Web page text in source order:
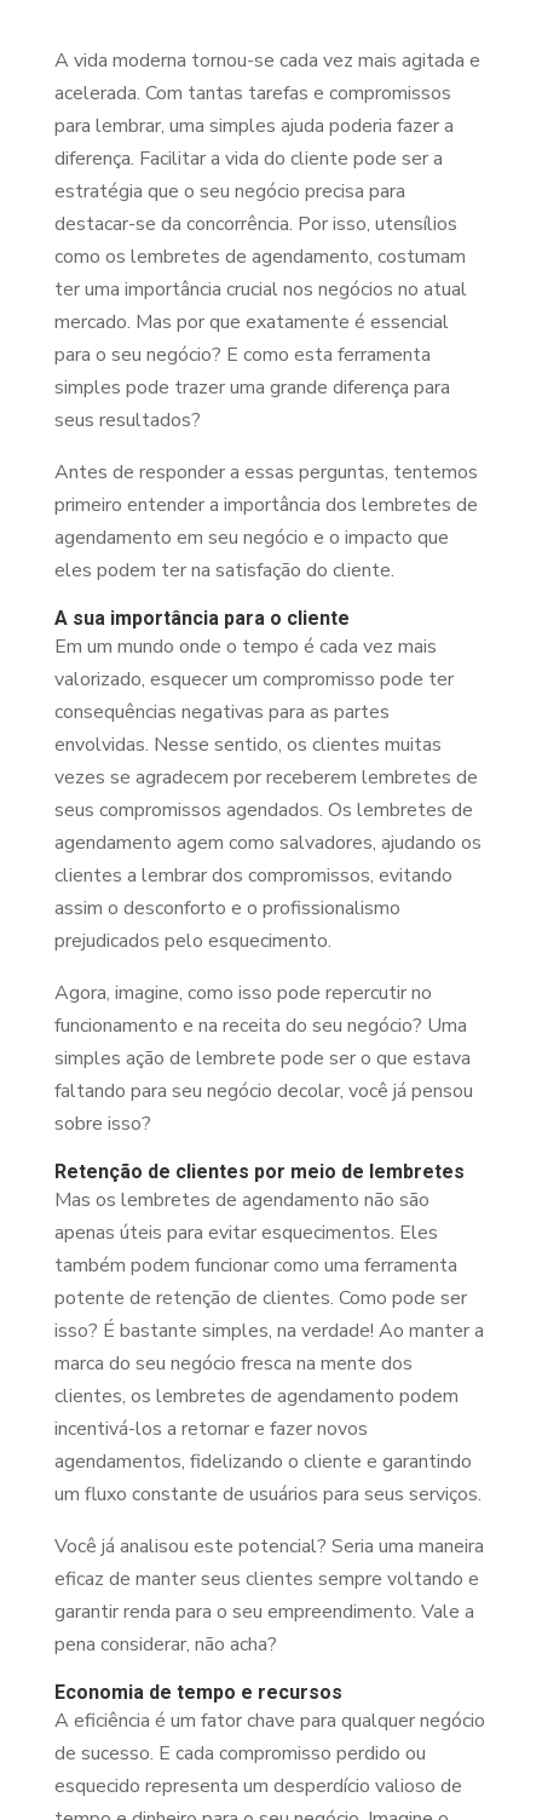
A vida moderna tornou-se cada vez mais agitada e
acelerada. Com tantas tarefas e compromissos
para lembrar, uma simples ajuda poderia fazer a
diferença. Facilitar a vida do cliente pode ser a
estratégia que o seu negócio precisa para
destacar-se da concorrência. Por isso, utensílios
como os lembretes de agendamento, costumam
ter uma importância crucial nos negócios no atual
mercado. Mas por que exatamente é essencial
para o seu negócio? E como esta ferramenta
simples pode trazer uma grande diferença para
seus resultados?
Antes de responder a essas perguntas, tentemos
primeiro entender a importância dos lembretes de
agendamento em seu negócio e o impacto que
eles podem ter na satisfação do cliente.
A sua importância para o cliente
Em um mundo onde o tempo é cada vez mais
valorizado, esquecer um compromisso pode ter
consequências negativas para as partes
envolvidas. Nesse sentido, os clientes muitas
vezes se agradecem por receberem lembretes de
seus compromissos agendados. Os lembretes de
agendamento agem como salvadores, ajudando os
clientes a lembrar dos compromissos, evitando
assim o desconforto e o profissionalismo
prejudicados pelo esquecimento.
Agora, imagine, como isso pode repercutir no
funcionamento e na receita do seu negócio? Uma
simples ação de lembrete pode ser o que estava
faltando para seu negócio decolar, você já pensou
sobre isso?
Retenção de clientes por meio de lembretes
Mas os lembretes de agendamento não são
apenas úteis para evitar esquecimentos. Eles
também podem funcionar como uma ferramenta
potente de retenção de clientes. Como pode ser
isso? É bastante simples, na verdade! Ao manter a
marca do seu negócio fresca na mente dos
clientes, os lembretes de agendamento podem
incentivá-los a retornar e fazer novos
agendamentos, fidelizando o cliente e garantindo
um fluxo constante de usuários para seus serviços.
Você já analisou este potencial? Seria uma maneira
eficaz de manter seus clientes sempre voltando e
garantir renda para o seu empreendimento. Vale a
pena considerar, não acha?
Economia de tempo e recursos
A eficiência é um fator chave para qualquer negócio
de sucesso. E cada compromisso perdido ou
esquecido representa um desperdício valioso de